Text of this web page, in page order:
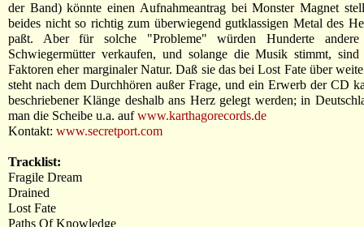
der Band) könnte einen Aufnahmeantrag bei Monster Magnet
beides nicht so richtig zum überwiegend gutklassigen Metal des
paßt. Aber für solche "Probleme" würden Hunderte
Schwiegermütter verkaufen, und solange die Musik stimmt,
Faktoren eher marginaler Natur. Daß sie das bei Lost Fate über
steht nach dem Durchhören außer Frage, und ein Erwerb der CD
beschriebener Klänge deshalb ans Herz gelegt werden; in
man die Scheibe u.a. aufwww.karthagorecords.de
Kontakt: www.secretport.com
Tracklist:
Fragile Dream
Drained
Lost Fate
Paths Of Knowledge